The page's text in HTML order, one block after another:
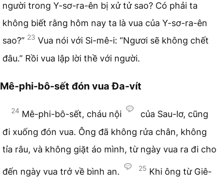
người trong Y-sơ-ra-ên bị xử tử sao? Có phải ta
không biết rằng hôm nay ta là vua của Y-sơ-ra-ên
sao?” 23 Vua nói với Si-mê-i: “Ngươi sẽ không chết
đâu.” Rồi vua lập lời thề với người.
Mê-phi-bô-sết đón vua Đa-vít
24 Mê-phi-bô-sết, cháu nội
của Sau-lơ, cũng
đi xuống đón vua. Ông đã không rửa chân, không
tỉa râu, và không giặt áo mình, từ ngày vua ra đi cho
đến ngày vua trở về bình an. 25 Khi ông từ Giê-